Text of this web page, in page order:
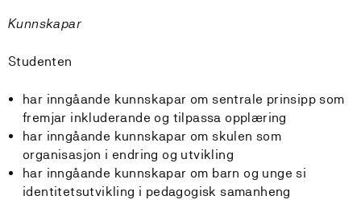
Kunnskapar
Studenten
har inngåande kunnskapar om sentrale prinsipp som
fremjar inkluderande og tilpassa opplæring
har inngåande kunnskapar om skulen som
organisasjon i endring og utvikling
har inngåande kunnskapar om barn og unge si
identitetsutvikling i pedagogisk samanheng